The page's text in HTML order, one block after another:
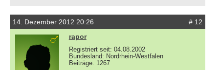
14. Dezember 2012 20:26
# 12
rapor
Registriert seit: 04.08.2002
Bundesland: Nordrhein-Westfalen
Beiträge: 1267